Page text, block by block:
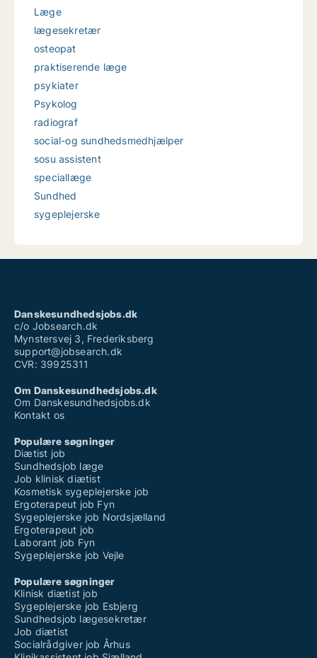
Læge
lægesekretær
osteopat
praktiserende læge
psykiater
Psykolog
radiograf
social-og sundhedsmedhjælper
sosu assistent
speciallæge
Sundhed
sygeplejerske
Danskesundhedsjobs.dk
c/o Jobsearch.dk
Mynstersvej 3, Frederiksberg
support@jobsearch.dk
CVR: 39925311
Om Danskesundhedsjobs.dk
Om Danskesundhedsjobs.dk
Kontakt os
Populære søgninger
Diætist job
Sundhedsjob læge
Job klinisk diætist
Kosmetisk sygeplejerske job
Ergoterapeut job Fyn
Sygeplejerske job Nordsjælland
Ergoterapeut job
Laborant job Fyn
Sygeplejerske job Vejle
Populære søgninger
Klinisk diætist job
Sygeplejerske job Esbjerg
Sundhedsjob lægesekretær
Job diætist
Socialrådgiver job Århus